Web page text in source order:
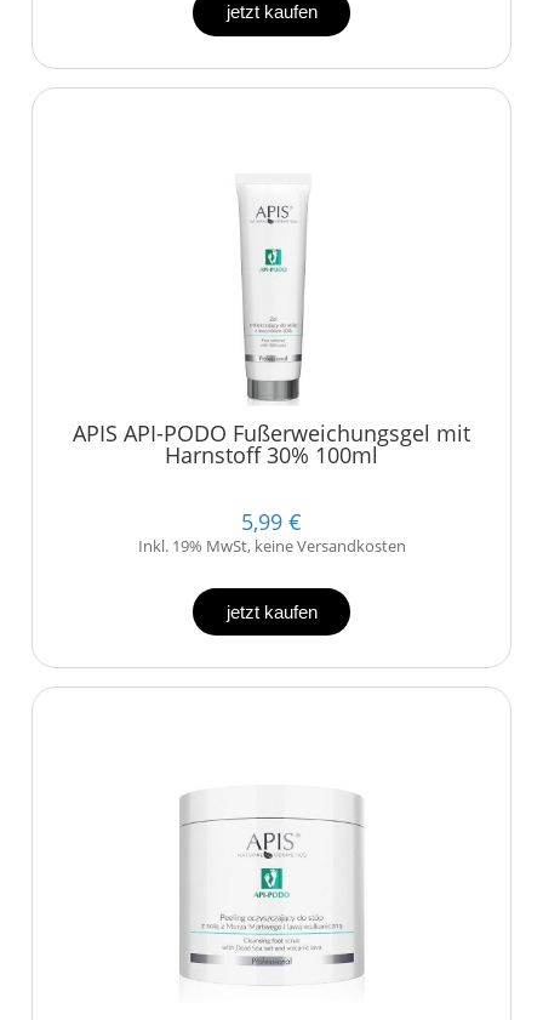
jetzt kaufen
APIS API-PODO Fußerweichungsgel mit
Harnstoff 30% 100ml
5,99 €
Inkl. 19% MwSt, keine Versandkosten
jetzt kaufen